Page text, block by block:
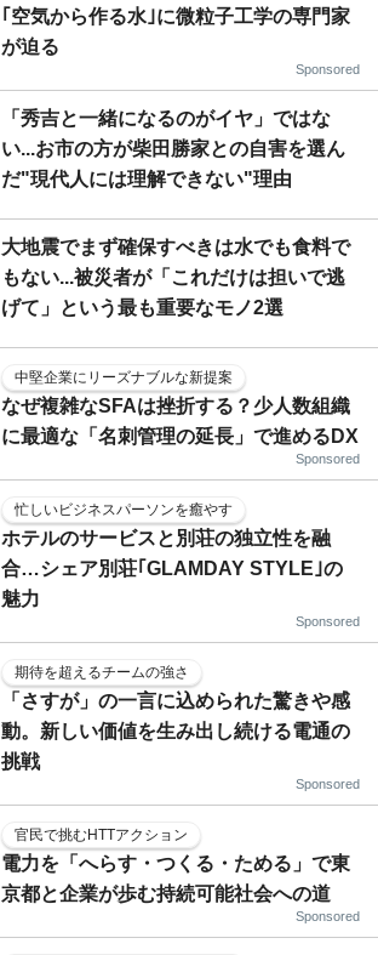
｢空気から作る水｣に微粒子工学の専門家
が迫る
Sponsored
「秀吉と一緒になるのがイヤ」ではな
い...お市の方が柴田勝家との自害を選ん
だ"現代人には理解できない"理由
大地震でまず確保すべきは水でも食料で
もない...被災者が「これだけは担いで逃
げて」という最も重要なモノ2選
中堅企業にリーズナブルな新提案
なぜ複雑なSFAは挫折する？少人数組織
に最適な「名刺管理の延長」で進めるDX
Sponsored
忙しいビジネスパーソンを癒やす
ホテルのサービスと別荘の独立性を融
合…シェア別荘｢GLAMDAY STYLE｣の
魅力
Sponsored
期待を超えるチームの強さ
「さすが」の一言に込められた驚きや感
動。新しい価値を生み出し続ける電通の
挑戦
Sponsored
官民で挑むHTTアクション
電力を「へらす・つくる・ためる」で東
京都と企業が歩む持続可能社会への道
Sponsored